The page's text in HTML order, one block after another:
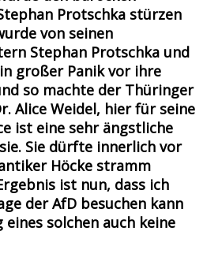
Protschka stürzen
von seinen
Stephan Protschka und
großer Panik vor ihre
so machte der Thüringer
Alice Weidel, hier für seine
ist eine sehr ängstliche
Sie dürfte innerlich vor
Höcke stramm
ist nun, dass ich
der AfD besuchen kann
solchen auch keine